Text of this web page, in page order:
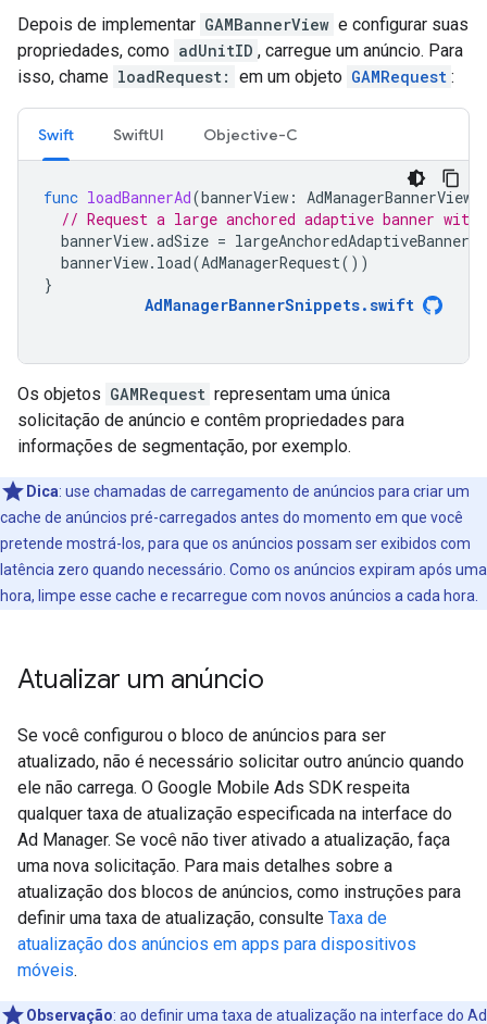
Depois de implementar GAMBannerView e configurar suas
propriedades, como adUnitID , carregue um anúncio. Para
isso, chame loadRequest: em um objeto GAMRequest :
Swift SwiftUI Objective-C
func loadBannerAd(bannerView : AdManagerBannerView
// Request a large anchored adaptive banner
bannerView.adSize = largeAnchoredAdaptiveBanner
bannerView. load(AdManagerRequest())
}
AdManagerBannerSnippets.swift
Os objetos GAMRequest representam uma única
solicitação de anúncio e contêm propriedades para
informações de segmentação, por exemplo.
Dica: use chamadas de carregamento de anúncios para criar um
cache de anúncios pré-carregados antes do momento em que você
pretende mostrá-los, para que os anúncios possam ser exibidos com
latência zero quando necessário. Como os anúncios expiram após uma
hora, limpe esse cache e recarregue com novos anúncios a cada hora.
Atualizar um anúncio
Se você configurou o bloco de anúncios para ser
atualizado, não é necessário solicitar outro anúncio quando
ele não carrega. O Google Mobile Ads SDK respeita
qualquer taxa de atualização especificada na interface do
Ad Manager. Se você não tiver ativado a atualização, faça
uma nova solicitação. Para mais detalhes sobre a
atualização dos blocos de anúncios, como instruções para
definir uma taxa de atualização, consulte Taxa de
atualização dos anúncios em apps para dispositivos
móveis.
Observação: ao definir uma taxa de atualização na interface do Ad